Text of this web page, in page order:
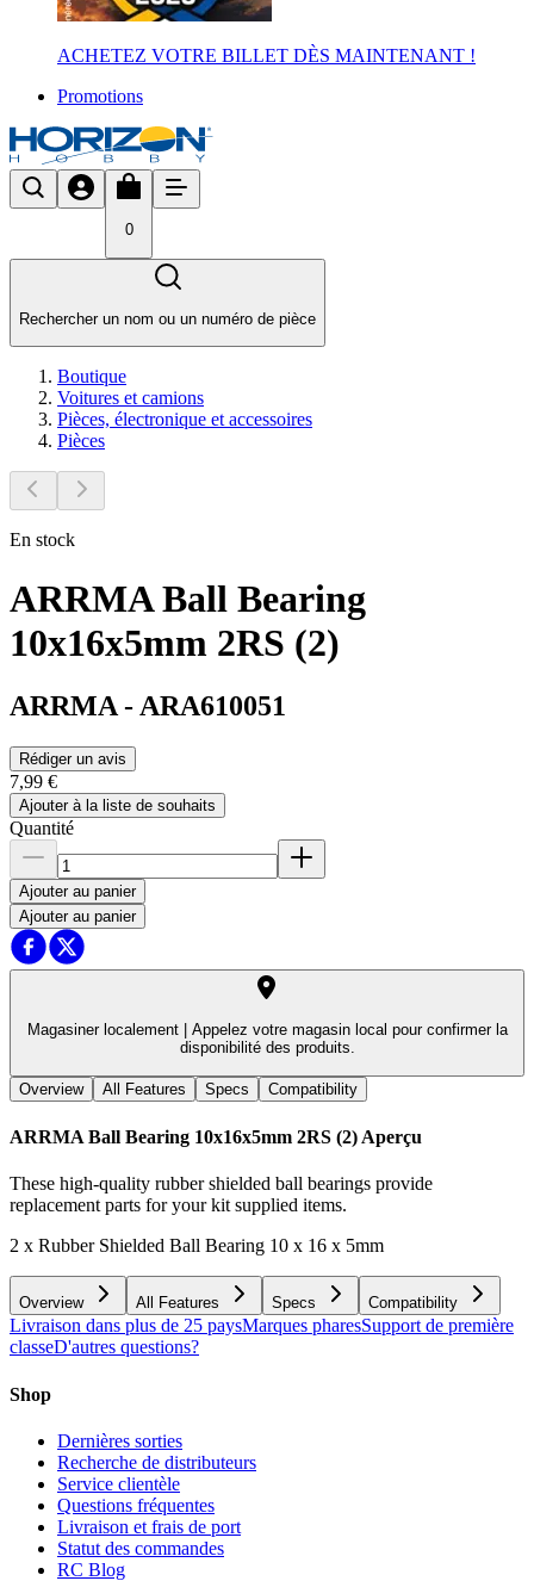
ACHETEZ VOTRE BILLET DÈS MAINTENANT !
Promotions
0
Rechercher un nom ou un numéro de pièce
Boutique
Voitures et camions
Pièces, électronique et accessoires
Pièces
En stock
ARRMA Ball Bearing
10x16x5mm 2RS (2)
ARRMA - ARA610051
Rédiger un avis
7,99 €
Ajouter à la liste de souhaits
Quantité
Ajouter au panier
Ajouter au panier
Magasiner localement |
Appelez votre magasin local pour confirmer la
disponibilité des produits.
Overview All Features Specs Compatibility
ARRMA Ball Bearing 10x16x5mm 2RS (2) Aperçu
These high-quality rubber shielded ball bearings provide
replacement parts for your kit supplied items.
2 x Rubber Shielded Ball Bearing 10 x 16 x 5mm
Overview All Features Specs Compatibility
Livraison dans plus de 25 paysMarques pharesSupport de première
classeD'autres questions?
Shop
Dernières sorties
Recherche de distributeurs
Service clientèle
Questions fréquentes
Livraison et frais de port
Statut des commandes
RC Blog